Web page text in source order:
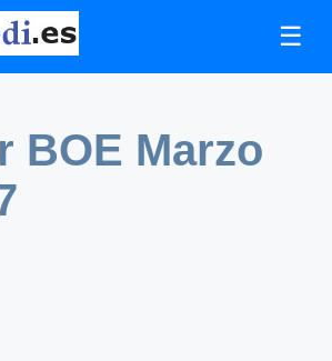
☰
BOE Marzo